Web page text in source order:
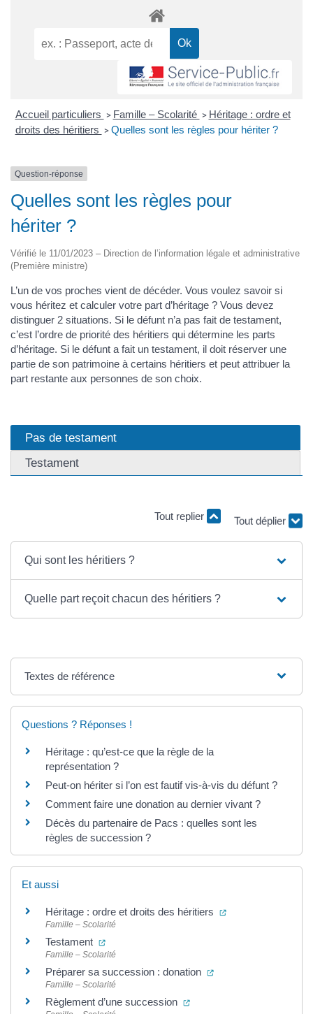
Accueil particuliers > Famille – Scolarité > Héritage : ordre et
droits des héritiers > Quelles sont les règles pour hériter ?
Question-réponse
Quelles sont les règles pour
hériter ?
Vérifié le 11/01/2023 – Direction de l’information légale et administrative
(Première ministre)
L’un de vos proches vient de décéder. Vous voulez savoir si
vous héritez et calculer votre part d’héritage ? Vous devez
distinguer 2 situations. Si le défunt n’a pas fait de testament,
c’est l’ordre de priorité des héritiers qui détermine les parts
d’héritage. Si le défunt a fait un testament, il doit réserver une
partie de son patrimoine à certains héritiers et peut attribuer la
part restante aux personnes de son choix.
Pas de testament
Testament
Tout replier
Tout déplier
Qui sont les héritiers ?
Quelle part reçoit chacun des héritiers ?
Textes de référence
Questions ? Réponses !
Héritage : qu’est-ce que la règle de la
représentation ?
Peut-on hériter si l’on est fautif vis-à-vis du défunt ?
Comment faire une donation au dernier vivant ?
Décès du partenaire de Pacs : quelles sont les
règles de succession ?
Et aussi
Héritage : ordre et droits des héritiers (ouverture dans
Famille – Scolarité
Testament (ouverture dans un nouvel onglet)
Famille – Scolarité
Préparer sa succession : donation (ouverture dans un
Famille – Scolarité
Règlement d’une succession (ouverture dans un nouvel